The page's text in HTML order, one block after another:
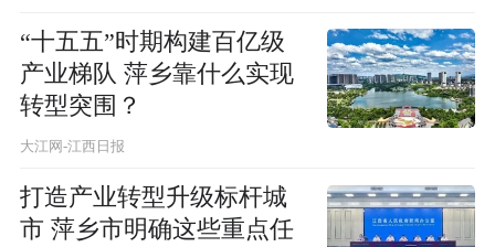
“十五五”时期构建百亿级
产业梯队 萍乡靠什么实现
转型突围？
大江网-江西日报
打造产业转型升级标杆城
市 萍乡市明确这些重点任